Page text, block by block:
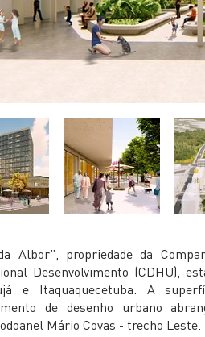
Albor”, propriedade da
Desenvolvimento (CDHU),
e Itaquaquecetuba. A
de desenho urbano
Mário Covas - trecho Leste.